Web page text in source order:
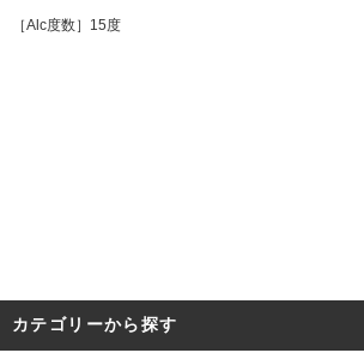
［Alc度数］15度
カテゴリーから探す